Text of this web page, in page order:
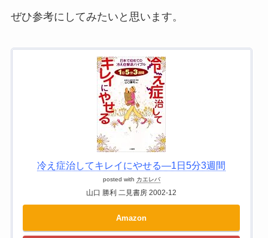
ぜひ参考にしてみたいと思います。
冷え症治してキレイにやせる―1日5分3週間
posted with カエレバ
山口 勝利 二見書房 2002-12
Amazon